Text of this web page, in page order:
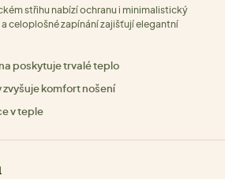
střihu nabízí ochranu i minimalistický
celoplošné zapínání zajišťují elegantní
poskytuje trvalé teplo
zvyšuje komfort nošení
v teple